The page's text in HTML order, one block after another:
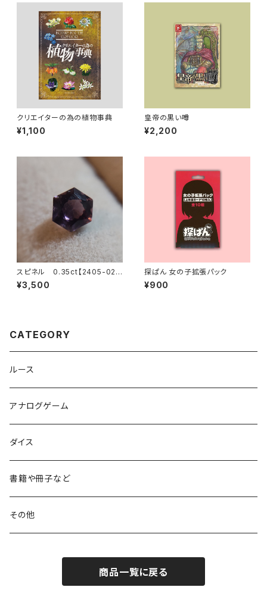
クリエイターの為の植物事典
¥1,100
皇帝の黒い噂
¥2,200
スピネル 0.35ct【2405-02
1】
¥3,500
探ぱん 女の子拡張パック
¥900
CATEGORY
ルース
アナログゲーム
ダイス
書籍や冊子など
その他
商品一覧に戻る